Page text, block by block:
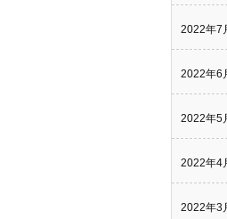
2022年7
2022年6
2022年5
2022年4
2022年3